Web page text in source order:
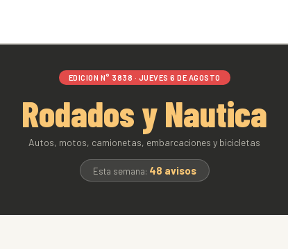
EDICION N° 3838 · JUEVES 6 DE AGOSTO
Rodados y Nautica
Autos, motos, camionetas, embarcaciones y bicicletas
Esta semana: 48 avisos